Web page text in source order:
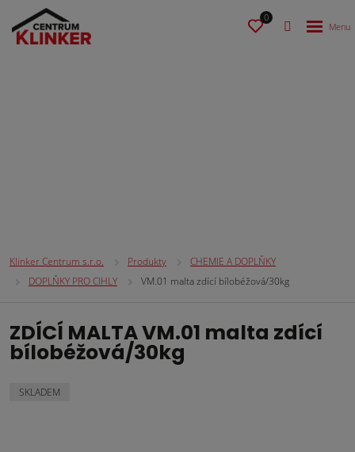
0
Klinker Centrum s.r.o. Produkty
CHEMIE A DOPLŇKY
DOPLŇKY PRO CIHLY
VM.01 malta zdící bílobéžová/30kg
ZDÍCÍ MALTA VM.01 malta zdící
bílobéžová/30kg
SKLADEM